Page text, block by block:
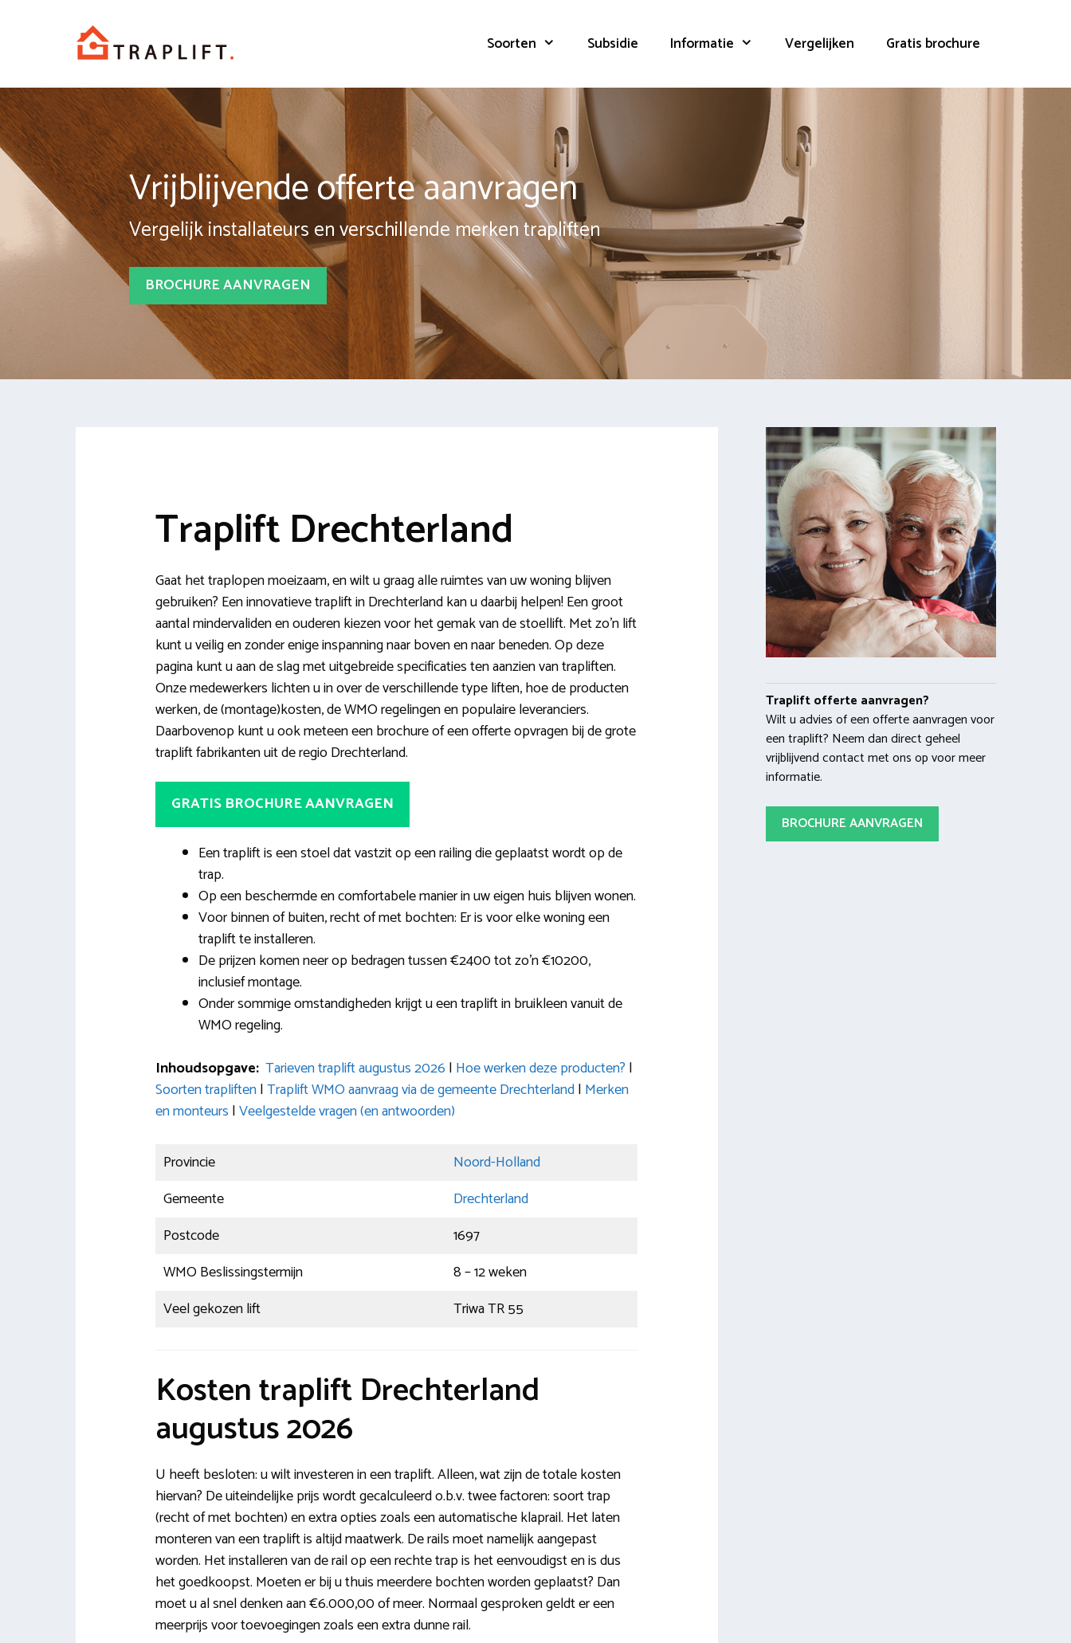
Soorten Subsidie Informatie Vergelijken Gratis brochure
Vrijblijvende offerte aanvragen
Vergelijk installateurs en verschillende merken trapliften
BROCHURE AANVRAGEN
Traplift Drechterland
Gaat het traplopen moeizaam, en wilt u graag alle ruimtes van uw woning blijven
gebruiken? Een innovatieve traplift in Drechterland kan u daarbij helpen! Een groot
aantal mindervaliden en ouderen kiezen voor het gemak van de stoellift. Met zo’n lift
kunt u veilig en zonder enige inspanning naar boven en naar beneden. Op deze
pagina kunt u aan de slag met uitgebreide specificaties ten aanzien van trapliften.
Onze medewerkers lichten u in over de verschillende type liften, hoe de producten
werken, de (montage)kosten, de WMO regelingen en populaire leveranciers.
Daarbovenop kunt u ook meteen een brochure of een offerte opvragen bij de grote
traplift fabrikanten uit de regio Drechterland.
GRATIS BROCHURE AANVRAGEN
Een traplift is een stoel dat vastzit op een railing die geplaatst wordt op de
trap.
Op een beschermde en comfortabele manier in uw eigen huis blijven wonen.
Voor binnen of buiten, recht of met bochten: Er is voor elke woning een
traplift te installeren.
De prijzen komen neer op bedragen tussen €2400 tot zo’n €10200,
inclusief montage.
Onder sommige omstandigheden krijgt u een traplift in bruikleen vanuit de
WMO regeling.
Inhoudsopgave: Tarieven traplift augustus 2026 | Hoe werken deze producten? |
Soorten trapliften|Traplift WMO aanvraag via de gemeente Drechterland| Merken
en monteurs |Veelgestelde vragen (en antwoorden)
Provincie
Noord-Holland
Gemeente
Drechterland
Postcode
1697
WMO Beslissingstermijn
8 – 12 weken
Veel gekozen lift
Triwa TR 55
Kosten traplift Drechterland
augustus 2026
U heeft besloten: u wilt investeren in een traplift. Alleen, wat zijn de totale kosten
hiervan? De uiteindelijke prijs wordt gecalculeerd o.b.v. twee factoren: soort trap
(recht of met bochten) en extra opties zoals een automatische klaprail. Het laten
monteren van een traplift is altijd maatwerk. De rails moet namelijk aangepast
worden. Het installeren van de rail op een rechte trap is het eenvoudigst en is dus
het goedkoopst. Moeten er bij u thuis meerdere bochten worden geplaatst? Dan
moet u al snel denken aan €6.000,00 of meer. Normaal gesproken geldt er een
meerprijs voor toevoegingen zoals een extra dunne rail.
Traplift offerte aanvragen?
Wilt u advies of een offerte aanvragen voor
een traplift? Neem dan direct geheel
vrijblijvend contact met ons op voor meer
informatie.
BROCHURE AANVRAGEN